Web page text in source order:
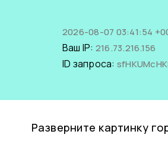
2026-08-07 03:41:54
Ваш IP: 216.73.216.156
ID запроса:
Разверните картинку